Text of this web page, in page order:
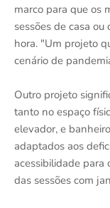
marco para que os
sessões de casa
hora. "Um projeto
cenário de
Outro projeto
tanto no espaço
elevador, e
adaptados aos
acessibilidade para
das sessões com